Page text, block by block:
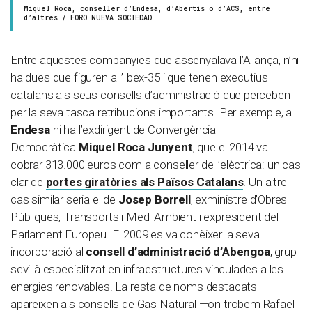
Miquel Roca, conseller d’Endesa, d’Abertis o d’ACS, entre
d’altres / FORO NUEVA SOCIEDAD
Entre aquestes companyies que assenyalava l’Aliança, n’hi
ha dues que figuren a l’Ibex-35 i que tenen executius
catalans als seus consells d’administració que perceben
per la seva tasca retribucions importants. Per exemple, a
Endesahi ha l’exdirigent de Convergència
Democràtica Miquel Roca Junyent, que el 2014 va
cobrar 313.000 euros com a conseller de l’elèctrica: un cas
clar de portes giratòries als Països Catalans. Un altre
cas similar seria el de Josep Borrell, exministre d’Obres
Públiques, Transports i Medi Ambient i expresident del
Parlament Europeu. El 2009 es va conèixer la seva
incorporació al consell d’administració d’Abengoa, grup
sevillà especialitzat en infraestructures vinculades a les
energies renovables. La resta de noms destacats
apareixen als consells de Gas Natural —on trobem Rafael